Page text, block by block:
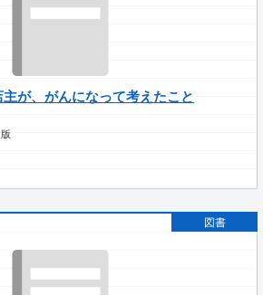
が、がんになって考えたこと
図書